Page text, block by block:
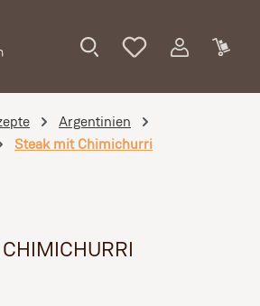
Argentinien
Steak mit Chimichurri